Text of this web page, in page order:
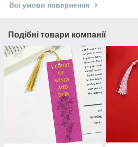
Всі умови повернення
Подібні товари компанії